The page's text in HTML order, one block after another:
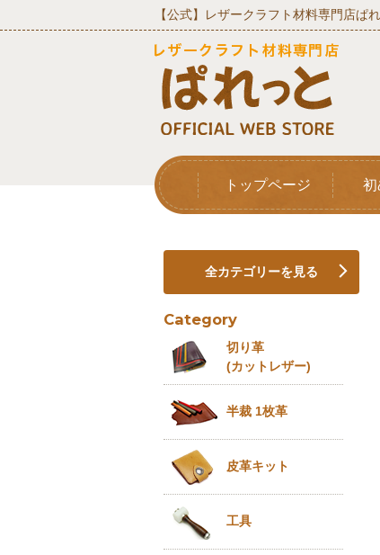
【公式】レザークラフト材料専門店ぱ
トップページ 初
全カテゴリーを見る
Category
切り革
(カットレザー)
半裁 1枚革
皮革キット
工具